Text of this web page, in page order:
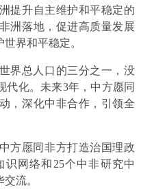
提升自主维护和平稳定的
洲落地，促进高质量发展
界和平稳定。
总人口的三分之一，没
代化。未来3年，中方愿同
，深化中非合作，引领全
愿同非方打造治国理政
网络和25个中非研究中
流。